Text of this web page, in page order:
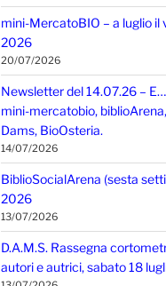
mini-MercatoBIO – a luglio il
2026
20/07/2026
Newsletter del 14.07.26 –
mini-mercatobio,
Dams, BioOsteria.
14/07/2026
BiblioSocialArena (sesta
2026
13/07/2026
D.A.M.S. Rassegna
autori e autrici, sabato 18